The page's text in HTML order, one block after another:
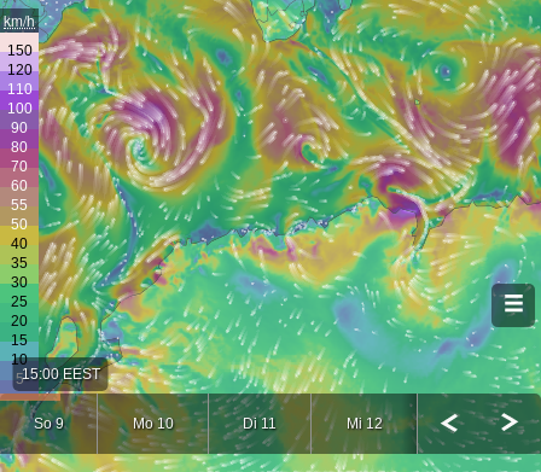
15:00 EEST
So 9 Mo 10 Di 11 Mi 12
km/h